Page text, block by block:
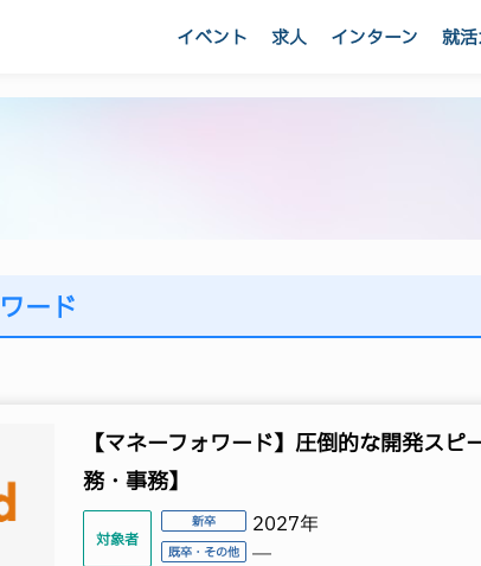
イベント 求人 インターン 就活
ード
【マネーフォワード】圧倒的な開発ス
務・事務】
対象者
新卒 2027年
既卒・その他 ―